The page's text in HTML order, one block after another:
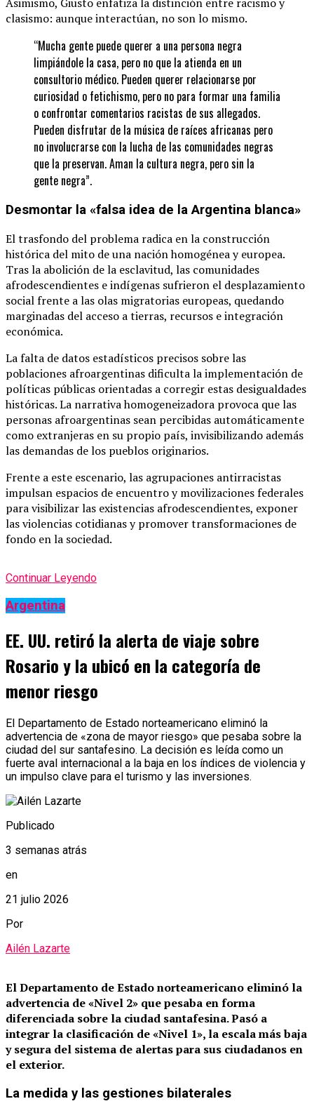
Asimismo, Giusto enfatiza la distinción entre racismo y
clasismo: aunque interactúan, no son lo mismo.
“Mucha gente puede querer a una persona negra
limpiándole la casa, pero no que la atienda en un
consultorio médico. Pueden querer relacionarse por
curiosidad o fetichismo, pero no para formar una familia
o confrontar comentarios racistas de sus allegados.
Pueden disfrutar de la música de raíces africanas pero
no involucrarse con la lucha de las comunidades negras
que la preservan. Aman la cultura negra, pero sin la
gente negra”.
Desmontar la «falsa idea de la Argentina blanca»
El trasfondo del problema radica en la construcción
histórica del mito de una nación homogénea y europea.
Tras la abolición de la esclavitud, las comunidades
afrodescendientes e indígenas sufrieron el desplazamiento
social frente a las olas migratorias europeas, quedando
marginadas del acceso a tierras, recursos e integración
económica.
La falta de datos estadísticos precisos sobre las
poblaciones afroargentinas dificulta la implementación de
políticas públicas orientadas a corregir estas desigualdades
históricas. La narrativa homogeneizadora provoca que las
personas afroargentinas sean percibidas automáticamente
como extranjeras en su propio país, invisibilizando además
las demandas de los pueblos originarios.
Frente a este escenario, las agrupaciones antirracistas
impulsan espacios de encuentro y movilizaciones federales
para visibilizar las existencias afrodescendientes, exponer
las violencias cotidianas y promover transformaciones de
fondo en la sociedad.
Continuar Leyendo
Argentina
EE. UU. retiró la alerta de viaje sobre
Rosario y la ubicó en la categoría de
menor riesgo
El Departamento de Estado norteamericano eliminó la
advertencia de «zona de mayor riesgo» que pesaba sobre la
ciudad del sur santafesino. La decisión es leída como un
fuerte aval internacional a la baja en los índices de violencia y
un impulso clave para el turismo y las inversiones.
Publicado
3 semanas atrás
en
21 julio 2026
Por
Ailén Lazarte
El Departamento de Estado norteamericano eliminó la
advertencia de «Nivel 2» que pesaba en forma
diferenciada sobre la ciudad santafesina.Pasó a
integrar la clasificación de «Nivel 1», la escala más baja
y segura del sistema de alertas para sus ciudadanos en
el exterior.
La medida y las gestiones bilaterales